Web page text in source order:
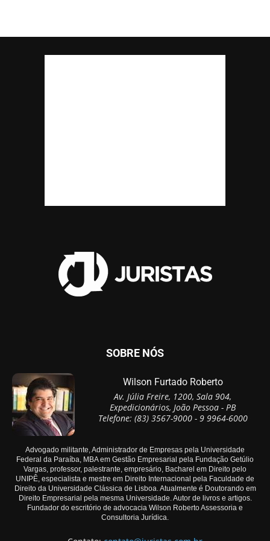
SOBRE NÓS
Wilson Furtado Roberto
Av. Júlia Freire, 1200, Sala 904,
Expedicionários, João Pessoa - PB
Telefone: (83) 3567-9000 - 9 9964-6000
Advogado militante, Administrador de Empresas pela Universidade
Federal da Paraíba, MBA em Gestão Empresarial pela Fundação Getúlio
Vargas, professor, palestrante, empresário, Bacharel em Direito pelo
UNIPÊ, especialista e mestre em Direito Internacional pela Faculdade de
Direito da Universidade Clássica de Lisboa. Atualmente é Doutorando em
Direito Empresarial pela mesma Universidade. Autor de livros e artigos.
Fundador do escritório de advocacia Wilson Roberto Assessoria e
Consultoria Jurídica.